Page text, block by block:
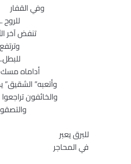
وفي القفار
للروح ..
تنفض آخر
وترتفع
للبطل..
أداماه مسك
وأتعبه” الشقيق”
والخائفون تراجعوا
والتصقوا
للبرق يعبر
في المحاجر